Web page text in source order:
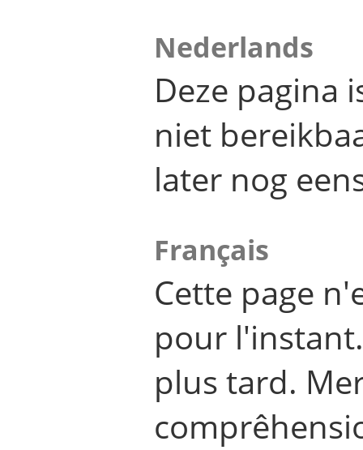
Nederlands
Deze pagina
niet
later nog
Français
Cette page
pour
plus tard.